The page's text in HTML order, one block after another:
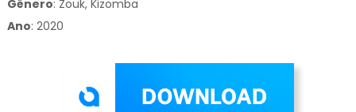
Gênero: Zouk, Kizomba
Ano: 2020